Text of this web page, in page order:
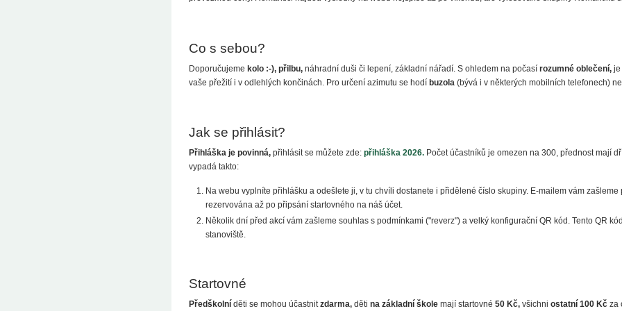
Co s sebou?
Doporučujeme kolo :-), přilbu, náhradní duši či lepení, základní nářadí. S ohledem na počasí rozumné oblečení, je
vaše přežití i v odlehlých končinách. Pro určení azimutu se hodí buzola (bývá i v některých mobilních telefonech)
Jak se přihlásit?
Přihláška je povinná, přihlásit se můžete zde: přihláška 2026. Počet účastníků je omezen na 300, přednost mají
vypadá takto:
Na webu vyplníte přihlášku a odešlete ji, v tu chvíli dostanete i přidělené číslo skupiny. E-mailem vám
rezervována až po připsání startovného na náš účet.
Několik dní před akcí vám zašleme souhlas s podmínkami ("reverz") a velký konfigurační QR kód. Tento QR
stanoviště.
Startovné
Předškolní děti se mohou účastnitzdarma, děti na základní škole mají startovné 50 Kč, všichni ostatní 100 Kč za